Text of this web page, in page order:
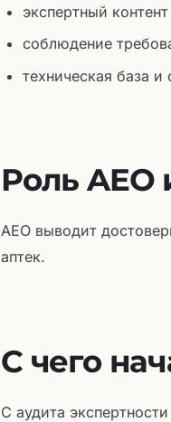
экспертный
соблюдение
техническая база и
Роль AEO
AEO выводит
аптек.
С чего
С аудита